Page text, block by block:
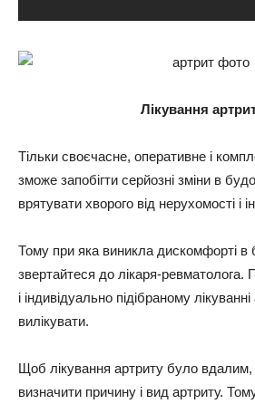
Лікування
Тільки своєчасне, оперативне і
зможе запобігти серйозні зміни в
врятувати хворого від нерухомості і
Тому при яка виникла дискомфорті в
звертайтеся до лікаря-ревматолога.
і індивідуально підібраному
вилікувати.
Щоб лікування артриту було вдалим,
визначити причину і вид артриту.